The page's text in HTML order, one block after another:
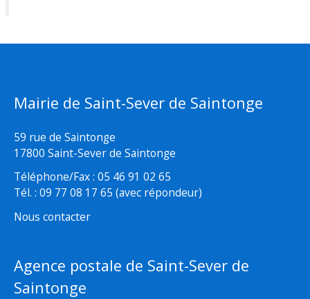
Mairie de Saint-Sever de Saintonge
59 rue de Saintonge
17800 Saint-Sever de Saintonge
Téléphone/Fax : 05 46 91 02 65
Tél. : 09 77 08 17 65 (avec répondeur)
Nous contacter
Agence postale de Saint-Sever de
Saintonge